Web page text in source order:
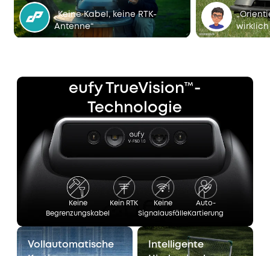
„Keine Kabel, keine RTK-
Antenne“
wirklich
eufy TrueVision™-
Technologie
Keine
Begrenzungskabel
Kein RTK
Keine
Signalausfälle
Auto-
Kartierung
Vollautomatische
Intelligente